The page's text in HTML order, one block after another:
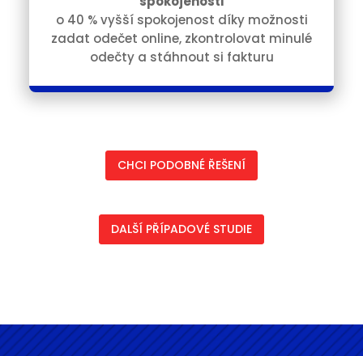
o 40 % vyšší spokojenost díky možnosti
zadat odečet online, zkontrolovat minulé
odečty a stáhnout si fakturu
CHCI PODOBNÉ ŘEŠENÍ
DALŠÍ PŘÍPADOVÉ STUDIE